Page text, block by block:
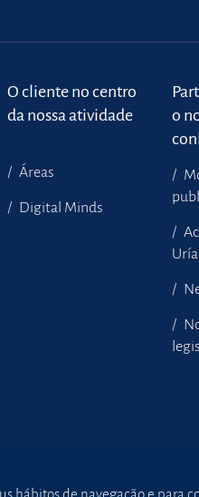
O cliente no centro
da nossa atividade
Áreas
Digital Minds
o
hábitos de navegação e